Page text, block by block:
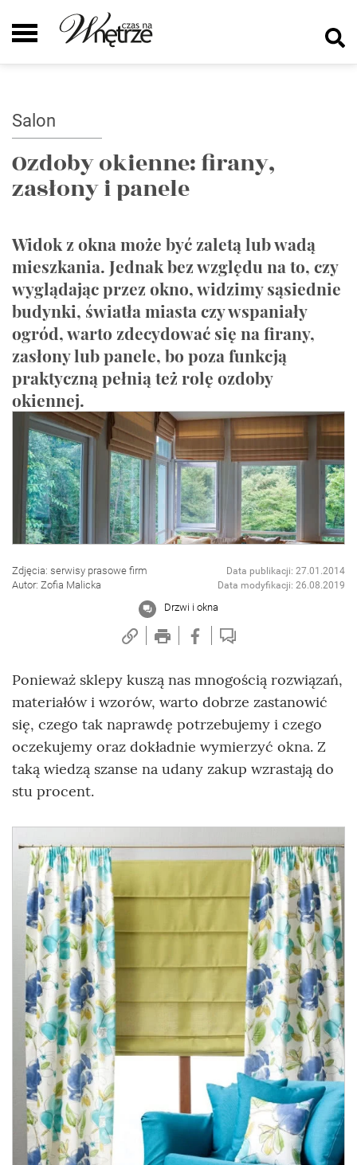
Salon
Ozdoby okienne: firany,
zasłony i panele
Widok z okna może być zaletą lub wadą
mieszkania. Jednak bez względu na to, czy
wyglądając przez okno, widzimy sąsiednie
budynki, światła miasta czy wspaniały
ogród, warto zdecydować się na firany,
zasłony lub panele, bo poza funkcją
praktyczną pełnią też rolę ozdoby
okiennej.
Zdjęcia: serwisy prasowe firm
Autor: Zofia Malicka
Data publikacji: 27.01.2014
Data modyfikacji: 26.08.2019
Drzwi i okna
Ponieważ sklepy kuszą nas mnogością rozwiązań,
materiałów i wzorów, warto dobrze zastanowić
się, czego tak naprawdę potrzebujemy i czego
oczekujemy oraz dokładnie wymierzyć okna. Z
taką wiedzą szanse na udany zakup wzrastają do
stu procent.